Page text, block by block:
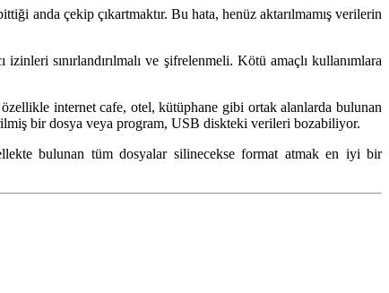
anda çekip çıkartmaktır. Bu hata, henüz aktarılmamış verilerin
sınırlandırılmalı ve şifrelenmeli. Kötü amaçlı kullanımlara
internet cafe, otel, kütüphane gibi ortak alanlarda bulunan
bir dosya veya program, USB diskteki verileri bozabiliyor.
bulunan tüm dosyalar silinecekse format atmak en iyi bir